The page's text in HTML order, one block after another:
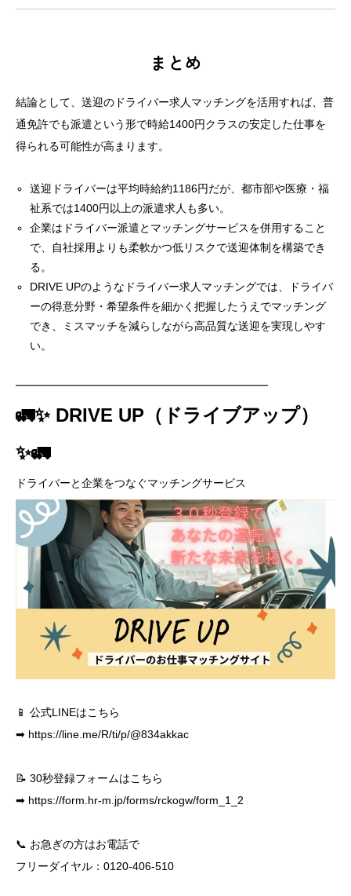
まとめ
結論として、送迎のドライバー求人マッチングを活用すれば、普
通免許でも派遣という形で時給1400円クラスの安定した仕事を
得られる可能性が高まります。
送迎ドライバーは平均時給約1186円だが、都市部や医療・福
祉系では1400円以上の派遣求人も多い。
企業はドライバー派遣とマッチングサービスを併用すること
で、自社採用よりも柔軟かつ低リスクで送迎体制を構築でき
る。
DRIVE UPのようなドライバー求人マッチングでは、ドライバ
ーの得意分野・希望条件を細かく把握したうえでマッチング
でき、ミスマッチを減らしながら高品質な送迎を実現しやす
い。
━━━━━━━━━━━━━━━━━━━━━━━
🚛✨ DRIVE UP（ドライブアップ）
✨🚛
ドライバーと企業をつなぐマッチングサービス
📱 公式LINEはこちら
➡ https://line.me/R/ti/p/@834akkac
📝 30秒登録フォームはこちら
➡ https://form.hr-m.jp/forms/rckogw/form_1_2
📞 お急ぎの方はお電話で
フリーダイヤル：0120-406-510